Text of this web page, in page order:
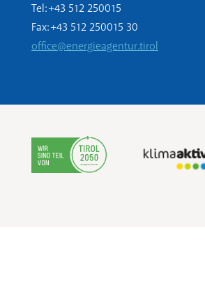
Tel: +43 512 250015
Fax: +43 512 250015 30
office@energieagentur.tirol